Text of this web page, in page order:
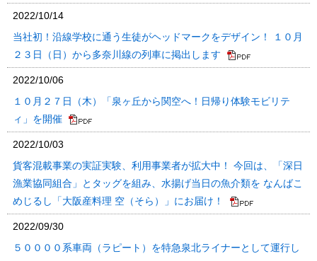
2022/10/14
当社初！沿線学校に通う生徒がヘッドマークをデザイン！ １０月
２３日（日）から多奈川線の列車に掲出します
2022/10/06
１０月２７日（木）「泉ヶ丘から関空へ！日帰り体験モビリテ
ィ」を開催
2022/10/03
貨客混載事業の実証実験、利用事業者が拡大中！ 今回は、「深日
漁業協同組合」とタッグを組み、水揚げ当日の魚介類を なんばこ
めじるし「大阪産料理 空（そら）」にお届け！
2022/09/30
５００００系車両（ラピート）を特急泉北ライナーとして運行し